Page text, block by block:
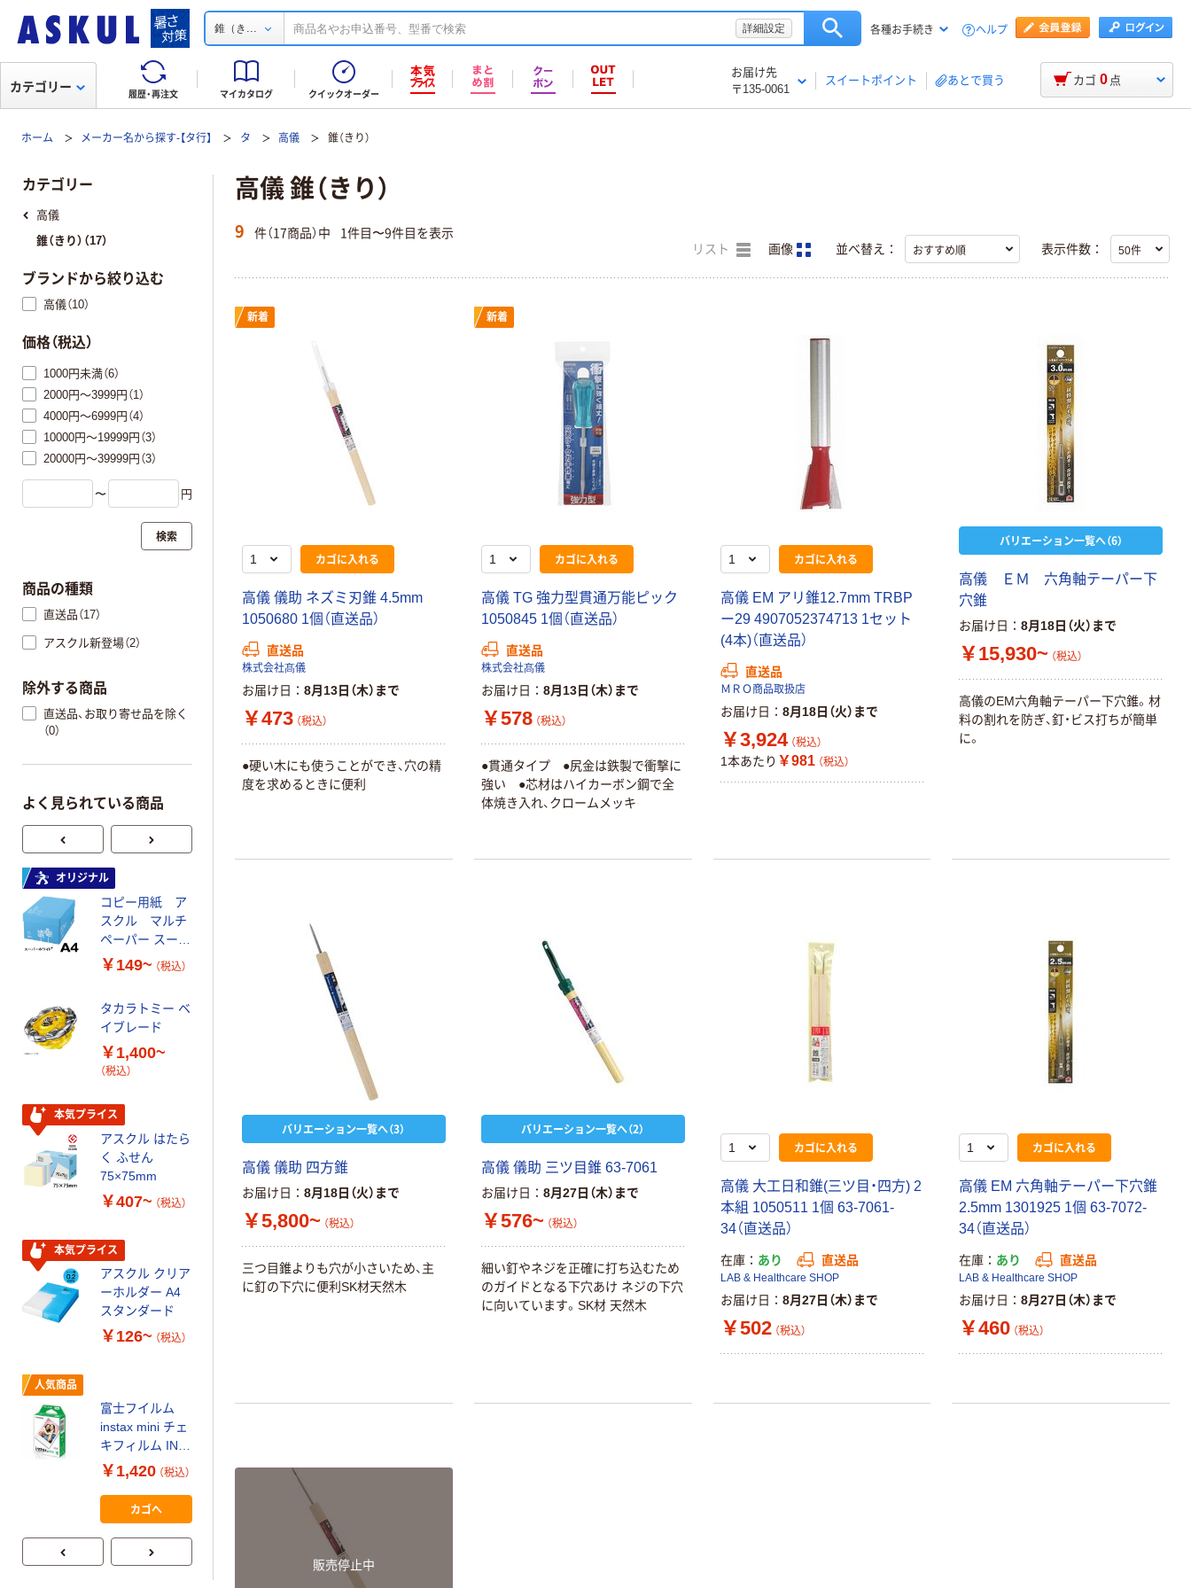
錐（き ... 詳細設定 各種お手続き ヘルプ
履歴・再注文 マイカタログ クイックオーダー
お届け先
〒135-0061
スイートポイント あとで買う
カテゴリー カゴ 0 点
ホーム メーカー名から探す-【タ行】 タ 高儀 錐（きり）
高儀 錐（きり）
9 件（17商品）中 1件目〜9件目を表示
リスト 画像 並べ替え： 表示件数：
新着
カゴに入れる
高儀 儀助 ネズミ刃錐 4.5mm
1050680 1個（直送品）
直送品
株式会社髙儀
お届け日 8月13日（木）まで
￥473 （税込）
●硬い木にも使うことができ、穴の精
度を求めるときに便利
新着
カゴに入れる
高儀 TG 強力型貫通万能ピック
1050845 1個（直送品）
直送品
株式会社髙儀
お届け日 8月13日（木）まで
￥578 （税込）
●貫通タイプ ●尻金は鉄製で衝撃に
強い ●芯材はハイカーボン鋼で全
体焼き入れ、クロームメッキ
カゴに入れる
高儀 EM アリ錐12.7mm TRBP
ー29 4907052374713 1セット
(4本)（直送品）
直送品
ＭＲＯ商品取扱店
お届け日 8月18日（火）まで
￥3,924 （税込）
1本あたり ￥981 （税込）
バリエーション一覧へ（6）
高儀 ＥＭ 六角軸テーパー下
穴錐
お届け日 8月18日（火）まで
￥15,930~ （税込）
高儀のEM六角軸テーパー下穴錐。材
料の割れを防ぎ、釘・ビス打ちが簡単
に。
バリエーション一覧へ（3）
高儀 儀助 四方錐
お届け日 8月18日（火）まで
￥5,800~ （税込）
三つ目錐よりも穴が小さいため、主
に釘の下穴に便利SK材天然木
バリエーション一覧へ（2）
高儀 儀助 三ツ目錐 63-7061
お届け日 8月27日（木）まで
￥576~ （税込）
細い釘やネジを正確に打ち込むため
のガイドとなる下穴あけ ネジの下穴
に向いています。SK材 天然木
カゴに入れる
高儀 大工日和錐(三ツ目・四方) 2
本組 1050511 1個 63-7061-
34（直送品）
在庫 あり 直送品
LAB & Healthcare SHOP
お届け日 8月27日（木）まで
￥502 （税込）
カゴに入れる
高儀 EM 六角軸テーパー下穴錐
2.5mm 1301925 1個 63-7072-
34（直送品）
在庫 あり 直送品
LAB & Healthcare SHOP
お届け日 8月27日（木）まで
￥460 （税込）
販売停止中
カテゴリー
高儀
錐（きり）（17）
ブランドから絞り込む
高儀（10）
価格（税込）
1000円未満（6）
2000円～3999円（1）
4000円～6999円（4）
10000円～19999円（3）
20000円～39999円（3）
〜 円
検索
商品の種類
直送品（17）
アスクル新登場（2）
除外する商品
直送品、お取り寄せ品を除く
（0）
よく見られている商品
オリジナル
コピー用紙 ア
スクル マルチ
ペーパー スーパ
ーホワイト+
￥149~ （税込）
タカラトミー ベ
イブレード
￥1,400~
（税込）
本気プライス
アスクル はたら
く ふせん
75×75mm
￥407~ （税込）
本気プライス
アスクル クリア
ーホルダー A4
スタンダード
￥126~ （税込）
人気商品
富士フイルム
instax mini チェ
キフィルム INS
MINI JP1 1パッ
ク（10枚入り）
￥1,420 （税込）
カゴへ
ータイプ 乳白半
透明 高密度タイ
プ 詰替用 バイ
オマス素材10％
￥616~
乾電池 単3
形 アルカリ乾
電池 北欧パッ
ケージ アスク
（税込）
ティッシュペー
パー ボックス
スクル スマート
コンパクト ビ
ビッド PEFC認
証
オリジナル
カラ 厚さ
0.22mm 布テー
￥145~
ｍ 再生紙
100% 6ロール
リサイクル100
芯あり FSC認
（税込）
アスクルオリジ
ナル ラミネー
サイズ
100μ（ミクロン）
本気プライス
アスクル はたら
富士フイルム
instax mini13
INS MINI 13
￥12,100~
オリジナル
サントリー 伊右
衛門 「お茶、どう
ぞ。」 緑茶
￥528~ （税込）
本気プライス
￥124~
ート 大王製紙
アスクル フラッ
PRO【純正】テー
プ 白ラベル
12mm幅 （黒文
字）
￥914~
富士フイルム チ
ェキ専用フィル
ム INSTAX MINI
WW2
￥1,580~
本気プライス
トイレットペー
パー シングル
120ｍ 再生紙
100% 6ロール
証